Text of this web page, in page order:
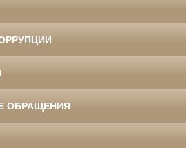
ОБРАЩЕНИЯ